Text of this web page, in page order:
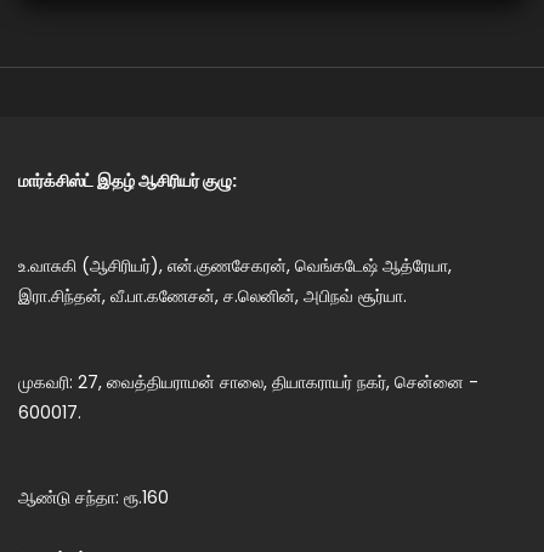
மார்க்சிஸ்ட் இதழ் ஆசிரியர் குழு:
உ.வாசுகி (ஆசிரியர்), என்.குணசேகரன், வெங்கடேஷ் ஆத்ரேயா,
இரா.சிந்தன், வீ.பா.கணேசன், ச.லெனின், அபிநவ் சூர்யா.
முகவரி: 27, வைத்தியராமன் சாலை, தியாகராயர் நகர், சென்னை -
600017.
ஆண்டு சந்தா: ரூ.160